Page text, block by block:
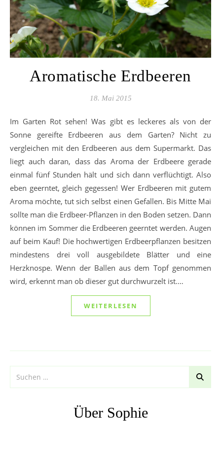
Aromatische Erdbeeren
18. Mai 2015
Im Garten Rot sehen! Was gibt es leckeres als von der
Sonne gereifte Erdbeeren aus dem Garten? Nicht zu
vergleichen mit den Erdbeeren aus dem Supermarkt. Das
liegt auch daran, dass das Aroma der Erdbeere gerade
einmal fünf Stunden hält und sich dann verflüchtigt. Also
eben geerntet, gleich gegessen! Wer Erdbeeren mit gutem
Aroma möchte, tut sich selbst einen Gefallen. Bis Mitte Mai
sollte man die Erdbeer-Pflanzen in den Boden setzen. Dann
können im Sommer die Erdbeeren geerntet werden. Augen
auf beim Kauf! Die hochwertigen Erdbeerpflanzen besitzen
mindestens drei voll ausgebildete Blätter und eine
Herzknospe. Wenn der Ballen aus dem Topf genommen
wird, erkennt man ob dieser gut durchwurzelt ist.…
WEITERLESEN
Über Sophie